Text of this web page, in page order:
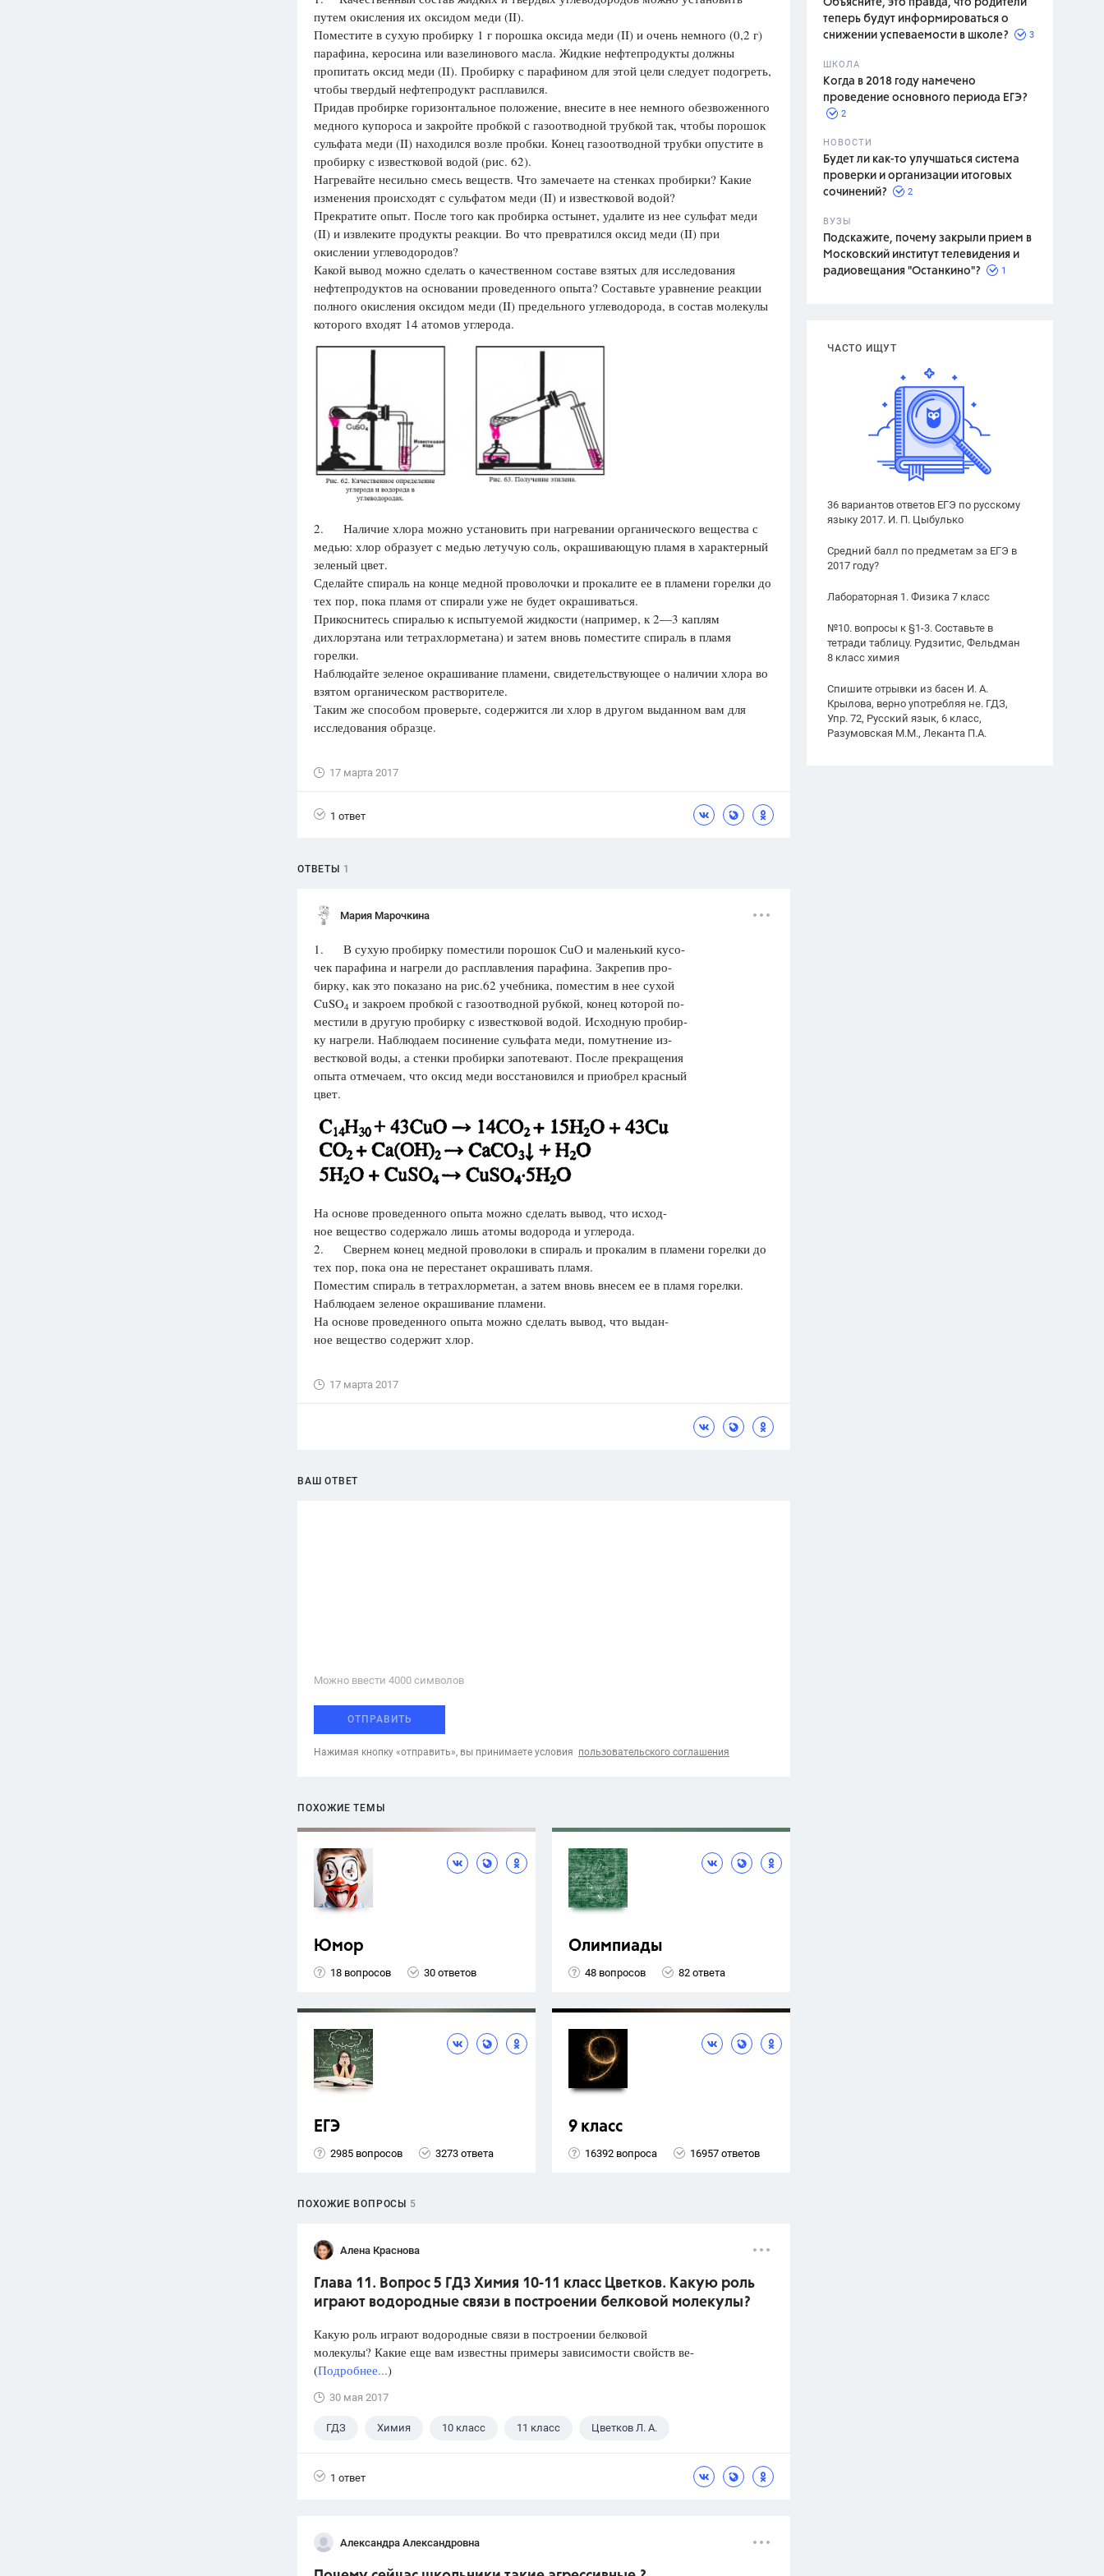
Вузы
1752 ответа
Олимпиады
ответа
ответ
ГИА
ответов
Психология
Отношения,Любовь, Красота,Воспитание
ПОКАЗАТЬ ВСЕ
Объясните, это правда, что родители
теперь будут информироваться о
снижении успеваемости в школе?
3
ШКОЛА
Когда в 2018 году намечено
проведение основного периода ЕГЭ?
2
НОВОСТИ
Будет ли как-то улучшаться система
проверки и организации итоговых
сочинений?
2
ВУЗЫ
Подскажите, почему закрыли прием в
Московский институт телевидения и
радиовещания "Останкино"?
1
ЧАСТО ИЩУТ
36 вариантов ответов ЕГЭ по русскому
языку 2017. И. П. Цыбулько
Средний балл по предметам за ЕГЭ в
2017 году?
Лабораторная 1. Физика 7 класс
№10. вопросы к §1-3. Составьте в
тетради таблицу. Рудзитис, Фельдман
8 класс химия
Спишите отрывки из басен И. А.
Крылова, верно употребляя не. ГДЗ,
Упр. 72, Русский язык, 6 класс,
Разумовская М.М., Леканта П.А.
путем окисления их оксидом меди (II).
Поместите в сухую пробирку 1 г порошка оксида меди (II) и очень немного (0,2 г)
парафина, керосина или вазелинового масла. Жидкие нефтепродукты должны
пропитать оксид меди (II). Пробирку с парафи­ном для этой цели следует подогреть,
чтобы твердый нефтепродукт рас­плавился.
Придав пробирке горизонтальное положение, внесите в нее немного обезвоженного
медного купороса и закройте пробкой с газоотводной труб­кой так, чтобы порошок
сульфата меди (II) находился возле пробки. Конец газоотводной трубки опустите в
пробирку с известковой водой (рис. 62).
Нагревайте несильно смесь веществ. Что замечаете на стенках про­бирки? Какие
изменения происходят с сульфатом меди (II) и известко­вой водой?
Прекратите опыт. После того как пробирка остынет, удалите из нее сульфат меди
(II) и извлеките продукты реакции. Во что превратился оксид меди (II) при
окислении углеводородов?
Какой вывод можно сделать о качественном составе взятых для ис­следования
нефтепродуктов на основании проведенного опыта? Составьте уравнение реакции
полного окисления оксидом меди (II) предельного углеводорода, в состав молекулы
которого входят 14 атомов углерода.
2. Наличие хлора можно установить при нагревании органического ве­щества с
медью: хлор образует с медью летучую соль, окрашивающую пла­мя в характерный
зеленый цвет.
Сделайте спираль на конце медной проволочки и прокалите ее в пла­мени горелки до
тех пор, пока пламя от спирали уже не будет окраши­ваться.
Прикоснитесь спиралью к испытуемой жидкости (например, к 2—3 каплям
дихлорэтана или тетрахлорметана) и затем вновь поместите спи­раль в пламя
горелки.
Наблюдайте зеленое окрашивание пламени, свидетельствующее о на­личии хлора во
взятом органическом растворителе.
Таким же способом проверьте, содержится ли хлор в другом выдан­ном вам для
исследования образце.
17 марта 2017
1 ответ
ОТВЕТЫ 1
Мария Марочкина
1. В сухую пробирку поместили порошок СuО и маленький кусо-
чек парафина и нагрели до расплавления парафина. Закрепив про-
бирку, как это показано на рис.62 учебника, поместим в нее сухой
CuSO4 и закроем пробкой с газоотводной рубкой, конец которой по-
местили в другую пробирку с известковой водой. Исходную пробир-
ку нагрели. Наблюдаем посинение сульфата меди, помутнение из-
вестковой воды, а стенки пробирки запотевают. После прекращения
опыта отмечаем, что оксид меди восстановился и приобрел красный
цвет.
На основе проведенного опыта можно сделать вывод, что исход-
ное вещество содержало лишь атомы водорода и углерода.
2. Свернем конец медной проволоки в спираль и прокалим в пламени горелки до
тех пор, пока она не перестанет окрашивать пламя.
Поместим спираль в тетрахлорметан, а затем вновь внесем ее в пламя горелки.
Наблюдаем зеленое окрашивание пламени.
На основе проведенного опыта можно сделать вывод, что выдан-
ное вещество содержит хлор.
17 марта 2017
ВАШ ОТВЕТ
Можно ввести 4000 cимволов
ОТПРАВИТЬ
Нажимая кнопку «отправить», вы принимаете условия пользовательского соглашения
ПОХОЖИЕ ТЕМЫ
Юмор
18 вопросов 30 ответов
Олимпиады
48 вопросов 82 ответа
ЕГЭ
2985 вопросов 3273 ответа
9 класс
16392 вопроса 16957 ответов
ПОХОЖИЕ ВОПРОСЫ 5
Алена Краснова
Глава 11. Вопрос 5 ГДЗ Химия 10-11 класс Цветков. Какую роль
играют водородные связи в построении белковой молекулы?
Какую роль играют водородные связи в построении белковой
молекулы? Какие еще вам известны примеры зависимости свойств ве-
(Подробнее...)
30 мая 2017
ГДЗ Химия 10 класс 11 класс Цветков Л. А.
1 ответ
Александра Александровна